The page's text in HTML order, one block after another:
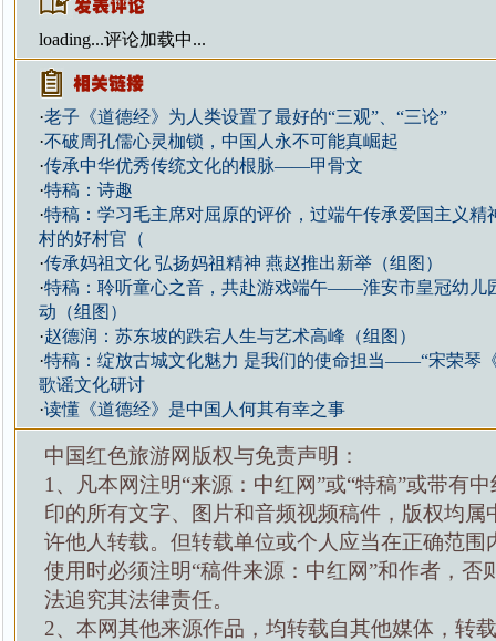
loading...评论加载中...
·老子《道德经》为人类设置了最好的“三观”、“三论”
·不破周孔儒心灵枷锁，中国人永不可能真崛起
·传承中华优秀传统文化的根脉——甲骨文
·特稿：诗趣
·特稿：学习毛主席对屈原的评价，过端午传承爱国主义精
村的好村官（
·传承妈祖文化 弘扬妈祖精神 燕赵推出新举（组图）
·特稿：聆听童心之音，共赴游戏端午——淮安市皇冠幼儿
动（组图）
·赵德润：苏东坡的跌宕人生与艺术高峰（组图）
·特稿：绽放古城文化魅力 是我们的使命担当——“宋荣琴
歌谣文化研讨
·读懂《道德经》是中国人何其有幸之事
中国红色旅游网版权与免责声明：
1、凡本网注明“来源：中红网”或“特稿”或带有
印的所有文字、图片和音频视频稿件，版权均属
许他人转载。但转载单位或个人应当在正确范围
使用时必须注明“稿件来源：中红网”和作者，否
法追究其法律责任。
2、本网其他来源作品，均转载自其他媒体，转